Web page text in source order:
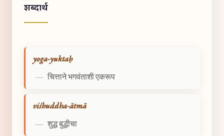
शब्दार्थ
yoga-yuktaḥ
— चित्ताने भगवंताशी एकरूप
viśhuddha-ātmā
— शुद्ध बुद्धीचा